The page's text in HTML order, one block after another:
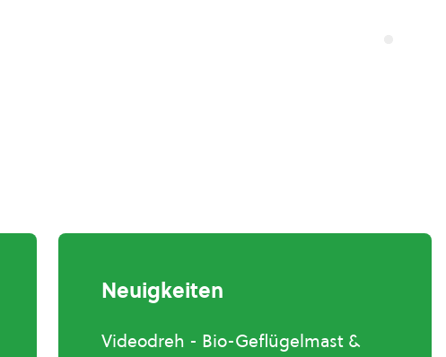
Neuigkeiten
Videodreh - Bio-Geflügelmast &